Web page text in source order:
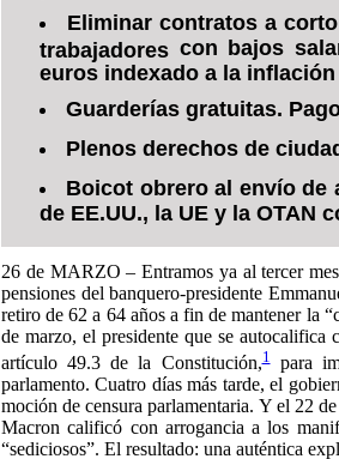
Eliminar contratos a
trabajadores con bajos
euros indexado a la inflación
Guarderías gratuitas.
Plenos derechos de
Boicot obrero al envío de
de EE.UU., la UE y la OTAN
26 de MARZO – Entramos ya al tercer
pensiones del banquero-presidente
retiro de 62 a 64 años a fin de mantener la
de marzo, el presidente que se
artículo 49.3 de la Constitución,1para
parlamento. Cuatro días más tarde, el
moción de censura parlamentaria. Y el 22
Macron calificó con arrogancia a los
“sediciosos”. El resultado: una auténtica